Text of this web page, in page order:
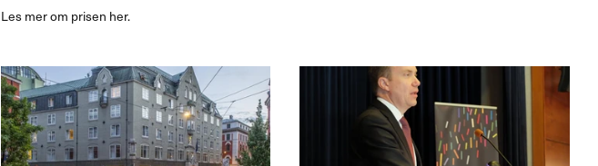
Les mer om prisen her.